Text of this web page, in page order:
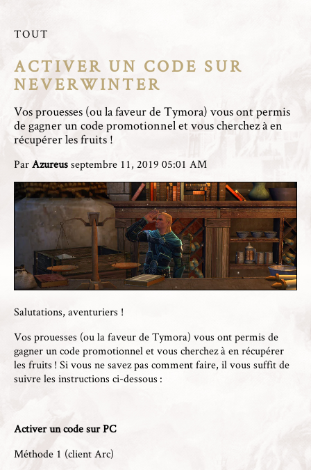
English
Français
Italiano
Jouer
TOUT
ACTIVER UN CODE SUR
NEVERWINTER
Vos prouesses (ou la faveur de Tymora) vous ont permis
de gagner un code promotionnel et vous cherchez à en
récupérer les fruits !
ParAzureusseptembre 11, 2019 05:01 AM
Salutations, aventuriers !
Vos prouesses (ou la faveur de Tymora) vous ont permis de
gagner un code promotionnel et vous cherchez à en récupérer
les fruits ! Si vous ne savez pas comment faire, il vous suffit de
suivre les instructions ci-dessous :
Activer un code sur PC
Méthode 1 (client Arc)